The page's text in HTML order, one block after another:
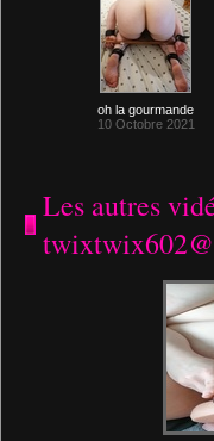
oh la gourmande
10 Octobre 2021
Les autres